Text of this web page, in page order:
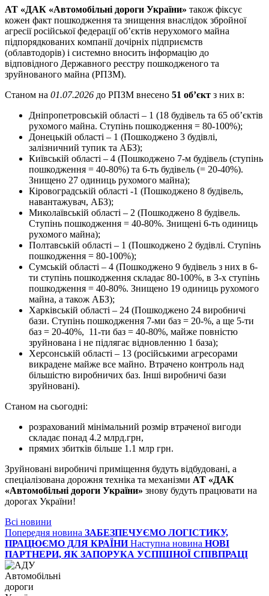
АТ «ДАК «Автомобільні дороги України» також фіксує
кожен факт пошкодження та знищення внаслідок збройної
агресії російської федерації об’єктів нерухомого майна
підпорядкованих компанії дочірніх підприємств
(облавтодорів) і системно вносить інформацію до
відповідного Державного реєстру пошкодженого та
зруйнованого майна (РПЗМ).
Станом на 01.07.2026 до РПЗМ внесено 51 об’єкт з них в:
Дніпропетровській області – 1 (18 будівель та 65 об’єктів
рухомого майна. Ступінь пошкодження = 80-100%);
Донецькій області – 1 (Пошкоджено 3 будівлі,
залізничний тупик та АБЗ);
Київській області – 4 (Пошкоджено 7-м будівель (ступінь
пошкодження = 40-80%) та 6-ть будівель (= 20-40%).
Знищено 27 одиниць рухомого майна);
Кіровоградській області -1 (Пошкоджено 8 будівель,
навантажувач, АБЗ);
Миколаївській області – 2 (Пошкоджено 8 будівель.
Ступінь пошкодження = 40-80%. Знищені 6-ть одиниць
рухомого майна);
Полтавській області – 1 (Пошкоджено 2 будівлі. Ступінь
пошкодження = 80-100%);
Сумській області – 4 (Пошкоджено 9 будівель з них в 6-
ти ступінь пошкодження складає 80-100%, в 3-х ступінь
пошкодження = 40-80%. Знищено 19 одиниць рухомого
майна, а також АБЗ);
Харківській області – 24 (Пошкоджено 24 виробничі
бази. Ступінь пошкодження 7-ми баз = 20-%, а ще 5-ти
баз = 20-40%, 11-ти баз = 40-80%, майже повністю
зруйнована і не підлягає відновленню 1 база);
Херсонській області – 13 (російськими агресорами
викрадене майже все майно. Втрачено контроль над
більшістю виробничих баз. Інші виробничі бази
зруйновані).
Станом на сьогодні:
розрахований мінімальний розмір втраченої вигоди
складає понад 4.2 млрд.грн,
прямих збитків більше 1.1 млр грн.
Зруйновані виробничі приміщення будуть відбудовані, а
спеціалізована дорожня техніка та механізми АТ «ДАК
«Автомобільні дороги України» знову будуть працювати на
дорогах України!
Всі новини
Попередня новина ЗАБЕЗПЕЧУЄМО ЛОГІСТИКУ,
ПРАЦЮЄМО ДЛЯ КРАЇНИ Наступна новина НОВІ
ПАРТНЕРИ, ЯК ЗАПОРУКА УСПІШНОЇ СПІВПРАЦІ
Автомобільні
дороги